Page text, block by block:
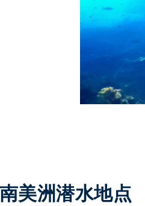
南美洲潜水地点